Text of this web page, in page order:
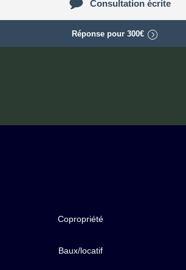
Consultation écrite
Réponse pour300€
Copropriété
Baux/locatif